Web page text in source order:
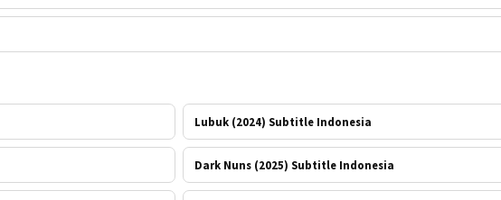
Lubuk (2024) Subtitle Indonesia
Dark Nuns (2025) Subtitle Indonesia